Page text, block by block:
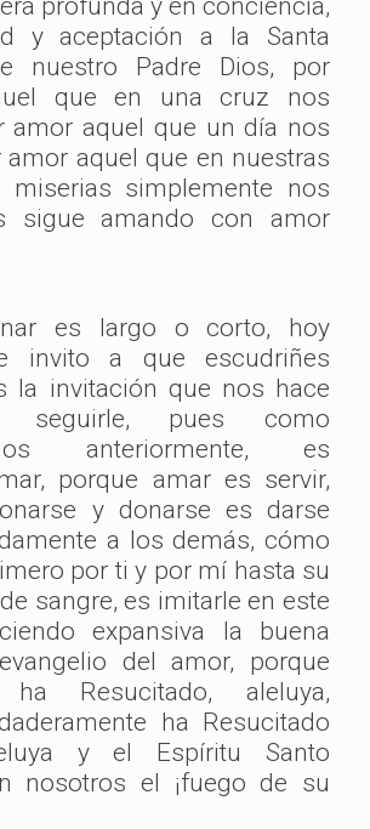
y aceptación a la Santa
nuestro Padre Dios, por
que en una cruz nos
amor aquel que un día nos
amor aquel que en nuestras
miserias simplemente nos
sigue amando con amor
es largo o corto, hoy
invito a que escudriñes
la invitación que nos hace
seguirle, pues como
anteriormente, es
porque amar es servir,
y donarse es darse
a los demás, cómo
por ti y por mí hasta su
sangre, es imitarle en este
expansiva la buena
del amor, porque
ha Resucitado, aleluya,
ha Resucitado
y el Espíritu Santo
nosotros el ¡fuego de su